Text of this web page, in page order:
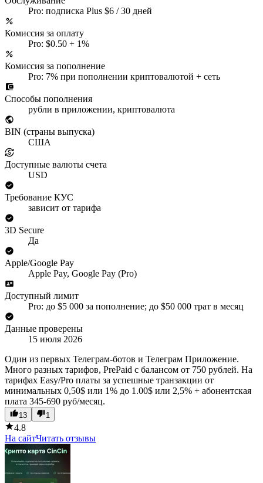
Pro: подписка Plus $6 / 30 дней
Комиссия за оплату
Pro: $0.50 + 1%
Комиссия за пополнение
Pro: 7% при пополнении криптовалютой + сеть
Способы пополнения
рубли в приложении, криптовалюта
BIN (страны выпуска)
США
Доступные валюты счета
USD
Требование КУС
зависит от тарифа
3D Secure
Да
Apple/Google Pay
Apple Pay, Google Pay (Pro)
Доступный лимит
Pro: до $5 000 за пополнение; до $50 000 трат в месяц
Данные проверены
15 июля 2026
Один из первых Телеграм-ботов и Телеграм Приложение.
Много разных тарифов, PrePaid c балансом от 750 рублей. На
тарифах Easy/Pro платы за успешные транзакции от
минимальных 0,50$ или 1% до 1.00$ или 2,5% + абонентская
плата 345-690 руб/месяц.
13 1
4.8
На сайтЧитать отзывы